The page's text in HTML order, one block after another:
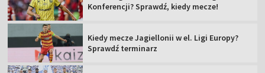
Konferencji? Sprawdź, kiedy mecze!
Kiedy mecze Jagiellonii w el. Ligi Europy?
Sprawdź terminarz